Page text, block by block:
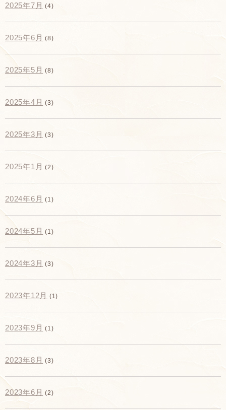
2025年7月 (4)
2025年6月 (8)
2025年5月 (8)
2025年4月 (3)
2025年3月 (3)
2025年1月 (2)
2024年6月 (1)
2024年5月 (1)
2024年3月 (3)
2023年12月 (1)
2023年9月 (1)
2023年8月 (3)
2023年6月 (2)